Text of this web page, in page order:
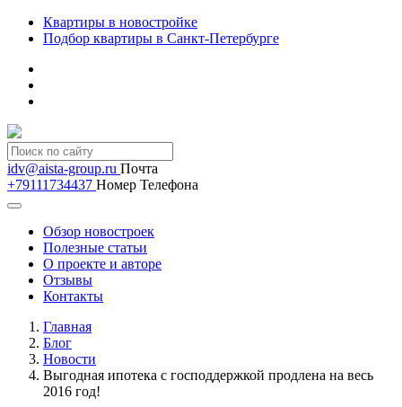
Квартиры в новостройке
Подбор квартиры в Санкт-Петербурге
idv@aista-group.ru Почта
+79111734437 Номер Телефона
Обзор новостроек
Полезные статьи
О проекте и авторе
Отзывы
Контакты
Главная
Блог
Новости
Выгодная ипотека с господдержкой продлена на весь
2016 год!